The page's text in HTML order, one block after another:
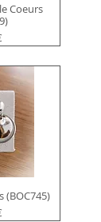
Coeurs
(BOC745)